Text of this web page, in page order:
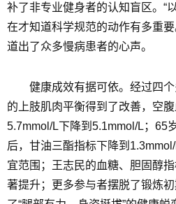
补了非专业健身者的认知盲区。“
在才知道科学规范的动作有多重要
道出了众多慢病患者的心声。
健康成效有据可依。经过四
的上肢肌肉平衡得到了改善，空
5.7mmol/L下降到5.1mmol/L；65
后，甘油三酯指标下降到
宜范围；王志民的血糖、胆固醇
著提升；更多参与者摆脱了锻炼